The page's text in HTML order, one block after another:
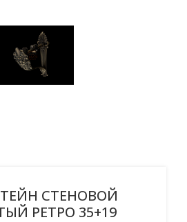
СТЕНОВОЙ
РЕТРО 35+19